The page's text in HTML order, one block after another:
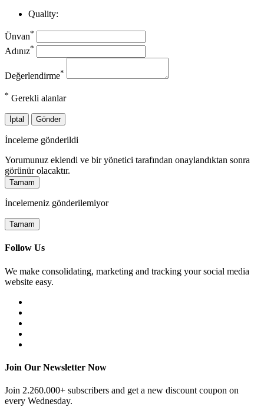
Quality:
Ünvan*
Adınız*
Değerlendirme*
* Gerekli alanlar
İptal Gönder
İnceleme gönderildi
Yorumunuz eklendi ve bir yönetici tarafından onaylandıktan sonra
görünür olacaktır.
Tamam
İncelemeniz gönderilemiyor
Tamam
Follow Us
We make consolidating, marketing and tracking your social media
website easy.
Join Our Newsletter Now
Join 2.260.000+ subscribers and get a new discount coupon on
every Wednesday.